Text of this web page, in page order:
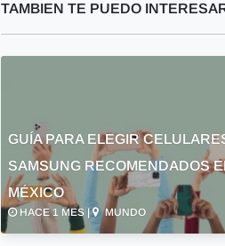
TAMBIEN TE PUEDO
GUÍA PARA ELEGIR
SAMSUNG RECOMENDADOS
MÉXICO
HACE 1 MES | MUNDO